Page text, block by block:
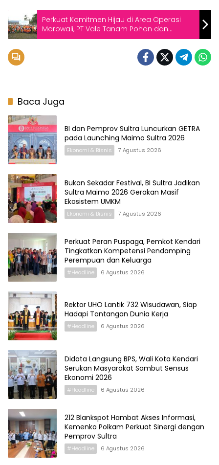
Perkuat Komitmen Hijau di Area Operasi
Morowali, PT Vale Tanam Pohon dan
Gaungkan Hemat Energi di Hari Bumi 2026
Baca Juga
BI dan Pemprov Sultra Luncurkan GETRA
pada Launching Maimo Sultra 2026
Ekonomi & Bisnis 7 Agustus 2026
Bukan Sekadar Festival, BI Sultra Jadikan
Sultra Maimo 2026 Gerakan Masif
Ekosistem UMKM
Ekonomi & Bisnis 7 Agustus 2026
Perkuat Peran Puspaga, Pemkot Kendari
Tingkatkan Kompetensi Pendamping
Perempuan dan Keluarga
#Headline 6 Agustus 2026
Rektor UHO Lantik 732 Wisudawan, Siap
Hadapi Tantangan Dunia Kerja
#Headline 6 Agustus 2026
Didata Langsung BPS, Wali Kota Kendari
Serukan Masyarakat Sambut Sensus
Ekonomi 2026
#Headline 6 Agustus 2026
212 Blankspot Hambat Akses Informasi,
Kemenko Polkam Perkuat Sinergi dengan
Pemprov Sultra
#Headline 6 Agustus 2026